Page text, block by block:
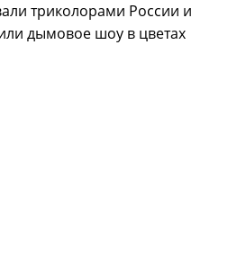
триколорами России и
дымовое шоу в цветах